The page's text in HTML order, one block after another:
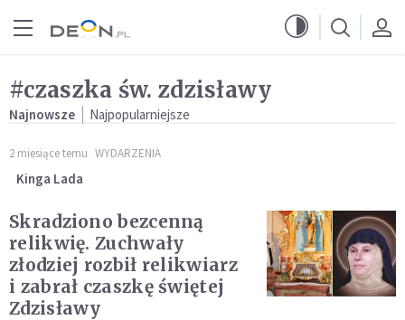
#czaszka św. zdzisławy
Najnowsze Najpopularniejsze
2 miesiące temu WYDARZENIA
Kinga Lada
Skradziono bezcenną
relikwię. Zuchwały
złodziej rozbił relikwiarz
i zabrał czaszkę świętej
Zdzisławy